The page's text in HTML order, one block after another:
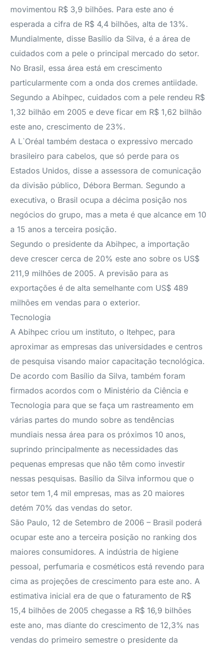
movimentou R$ 3,9 bilhões. Para este ano é
esperada a cifra de R$ 4,4 bilhões, alta de 13%.
Mundialmente, disse Basílio da Silva, é a área de
cuidados com a pele o principal mercado do setor.
No Brasil, essa área está em crescimento
particularmente com a onda dos cremes antiidade.
Segundo a Abihpec, cuidados com a pele rendeu R$
1,32 bilhão em 2005 e deve ficar em R$ 1,62 bilhão
este ano, crescimento de 23%.
A L`Oréal também destaca o expressivo mercado
brasileiro para cabelos, que só perde para os
Estados Unidos, disse a assessora de comunicação
da divisão público, Débora Berman. Segundo a
executiva, o Brasil ocupa a décima posição nos
negócios do grupo, mas a meta é que alcance em 10
a 15 anos a terceira posição.
Segundo o presidente da Abihpec, a importação
deve crescer cerca de 20% este ano sobre os US$
211,9 milhões de 2005. A previsão para as
exportações é de alta semelhante com US$ 489
milhões em vendas para o exterior.
Tecnologia
A Abihpec criou um instituto, o Itehpec, para
aproximar as empresas das universidades e centros
de pesquisa visando maior capacitação tecnológica.
De acordo com Basílio da Silva, também foram
firmados acordos com o Ministério da Ciência e
Tecnologia para que se faça um rastreamento em
várias partes do mundo sobre as tendências
mundiais nessa área para os próximos 10 anos,
suprindo principalmente as necessidades das
pequenas empresas que não têm como investir
nessas pesquisas. Basílio da Silva informou que o
setor tem 1,4 mil empresas, mas as 20 maiores
detém 70% das vendas do setor.
São Paulo, 12 de Setembro de 2006 – Brasil poderá
ocupar este ano a terceira posição no ranking dos
maiores consumidores. A indústria de higiene
pessoal, perfumaria e cosméticos está revendo para
cima as projeções de crescimento para este ano. A
estimativa inicial era de que o faturamento de R$
15,4 bilhões de 2005 chegasse a R$ 16,9 bilhões
este ano, mas diante do crescimento de 12,3% nas
vendas do primeiro semestre o presidente da